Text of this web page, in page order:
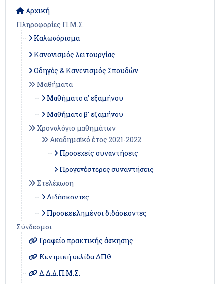
Αρχική
Πληροφορίες Π.Μ.Σ.
Καλωσόρισμα
Κανονισμός λειτουργίας
Οδηγός & Κανονισμός Σπουδών
Μαθήματα
Μαθήματα α' εξαμήνου
Μαθήματα β' εξαμήνου
Χρονολόγιο μαθημάτων
Ακαδημαϊκό έτος 2021-2022
Προσεχείς συναντήσεις
Προγενέστερες συναντήσεις
Στελέχωση
Διδάσκοντες
Προσκεκλημένοι διδάσκοντες
Σύνδεσμοι
Γραφείο πρακτικής άσκησης
Κεντρική σελίδα ΔΠΘ
Δ.Δ.Δ.Π.Μ.Σ.